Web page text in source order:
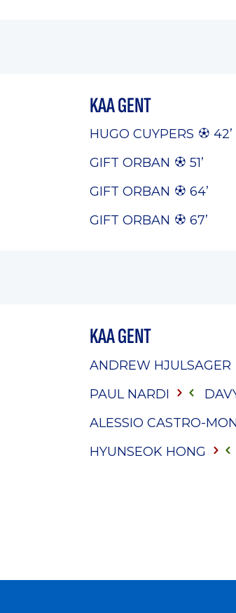
KAA GENT
HUGO CUYPERS
42’
GIFT ORBAN
51’
GIFT ORBAN
64’
GIFT ORBAN
67’
KAA GENT
ANDREW HJULSAGER
PAUL NARDI
ALESSIO CASTRO-
HYUNSEOK HONG